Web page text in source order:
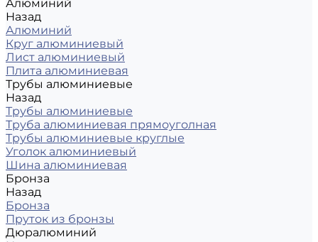
Алюминий
Назад
Алюминий
Круг алюминиевый
Лист алюминиевый
Плита алюминиевая
Трубы алюминиевые
Назад
Трубы алюминиевые
Труба алюминиевая прямоуголная
Трубы алюминиевые круглые
Уголок алюминиевый
Шина алюминиевая
Бронза
Назад
Бронза
Пруток из бронзы
Дюралюминий